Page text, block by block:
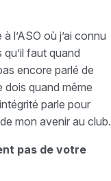
l’ASO où j’ai connu
faut quand
encore parlé de
dois quand même
parle pour
mon avenir au club.
pas de votre